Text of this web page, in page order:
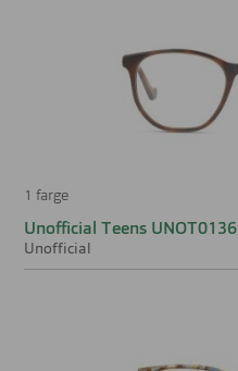
1 farge
Unofficial Teens UNOT0136
Unofficial